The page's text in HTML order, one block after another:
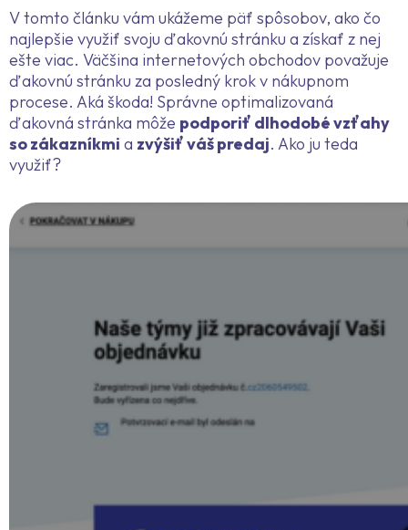
V tomto článku vám ukážeme päť spôsobov, ako čo
najlepšie využiť svoju ďakovnú stránku a získať z nej
ešte viac. Väčšina internetových obchodov považuje
ďakovnú stránku za posledný krok v nákupnom
procese. Aká škoda! Správne optimalizovaná
ďakovná stránka môže podporiť dlhodobé vzťahy
so zákazníkmi a zvýšiť váš predaj. Ako ju teda
využiť?